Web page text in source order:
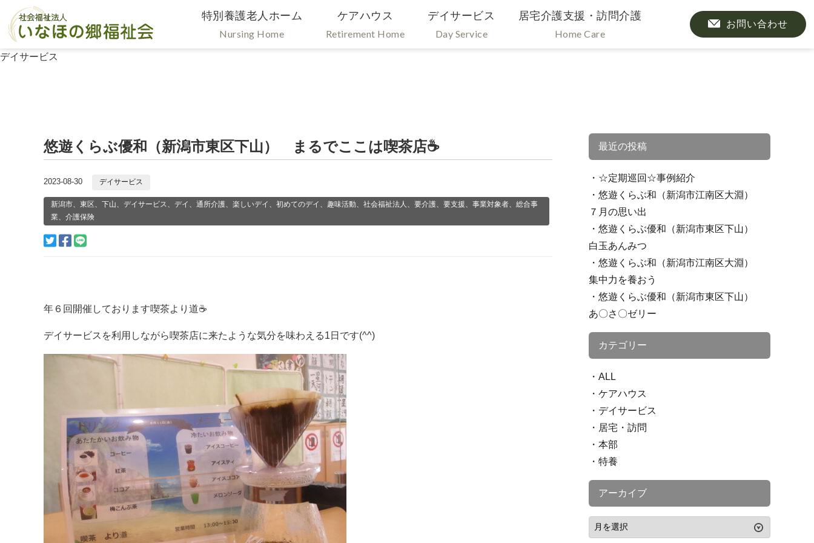
特別養護老人ホーム
Nursing Home
ケアハウス
Retirement Home
デイサービス
Day Service
居宅介護支援・訪問介護
Home Care
お問い合わせ
デイサービス
悠遊くらぶ優和（新潟市東区下山） まるでここは喫茶店☕
2023-08-30 デイサービス
新潟市、東区、下山、デイサービス、デイ、通所介護、楽しいデイ、初めてのデイ、趣味活動、社会福祉法人、要介護、要支援、事業対象者、総合事
業、介護保険
年６回開催しております喫茶より道☕
デイサービスを利用しながら喫茶店に来たような気分を味わえる1日です(^^)
最近の投稿
☆定期巡回☆事例紹介
悠遊くらぶ和（新潟市江南区大淵）
７月の思い出
悠遊くらぶ優和（新潟市東区下山）
白玉あんみつ
悠遊くらぶ和（新潟市江南区大淵）
集中力を養おう
悠遊くらぶ優和（新潟市東区下山）
あ〇さ〇ゼリー
カテゴリー
ALL
ケアハウス
デイサービス
居宅・訪問
本部
特養
アーカイブ